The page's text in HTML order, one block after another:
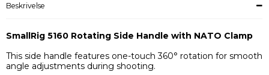
Beskrivelse
SmallRig 5160 Rotating Side Handle with NATO Clamp
This side handle features one-touch 360° rotation for smooth
angle adjustments during shooting.